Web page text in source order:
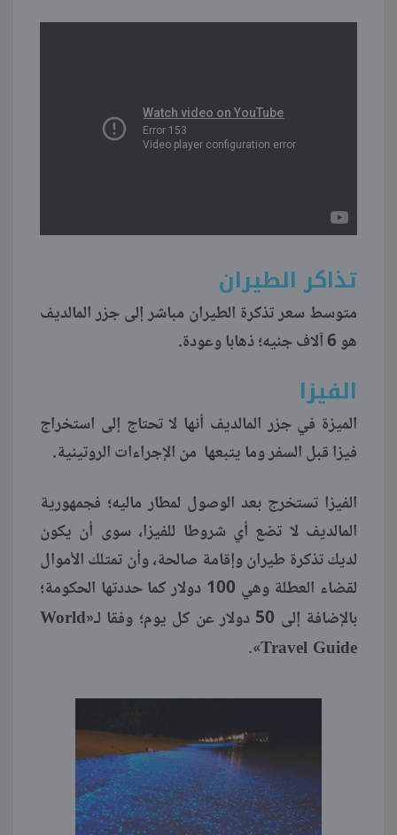
تذاكر الطيران
متوسط سعر تذكرة الطيران مباشر إلى جزر المالديف
هو 6 آلاف جنيه؛ ذهابا وعودة.
الفيزا
الميزة في جزر المالديف أنها لا تحتاج إلى استخراج
فيزا قبل السفر وما يتبعها من الإجراءات الروتينية.
الفيزا تستخرج بعد الوصول لمطار ماليه؛ فجمهورية
المالديف لا تضع أي شروطا للفيزا، سوى أن يكون
لديك تذكرة طيران وإقامة صالحة، وأن تمتلك الأموال
لقضاء العطلة وهي 100 دولار كما حددتها الحكومة؛
بالإضافة إلى 50 دولار عن كل يوم؛ وفقا لـ«
World
Travel Guide
».